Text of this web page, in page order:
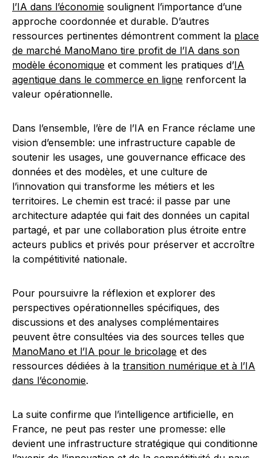
l’IA dans l’économie soulignent l’importance d’une
approche coordonnée et durable. D’autres
ressources pertinentes démontrent comment la place
de marché ManoMano tire profit de l’IA dans son
modèle économique et comment les pratiques d’IA
agentique dans le commerce en ligne renforcent la
valeur opérationnelle.
Dans l’ensemble, l’ère de l’IA en France réclame une
vision d’ensemble: une infrastructure capable de
soutenir les usages, une gouvernance efficace des
données et des modèles, et une culture de
l’innovation qui transforme les métiers et les
territoires. Le chemin est tracé: il passe par une
architecture adaptée qui fait des données un capital
partagé, et par une collaboration plus étroite entre
acteurs publics et privés pour préserver et accroître
la compétitivité nationale.
Pour poursuivre la réflexion et explorer des
perspectives opérationnelles spécifiques, des
discussions et des analyses complémentaires
peuvent être consultées via des sources telles que
ManoMano et l’IA pour le bricolage et des
ressources dédiées à la transition numérique et à l’IA
dans l’économie.
La suite confirme que l’intelligence artificielle, en
France, ne peut pas rester une promesse: elle
devient une infrastructure stratégique qui conditionne